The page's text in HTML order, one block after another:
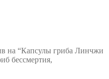
на “Капсулы гриба Линчжи
бессмертия,